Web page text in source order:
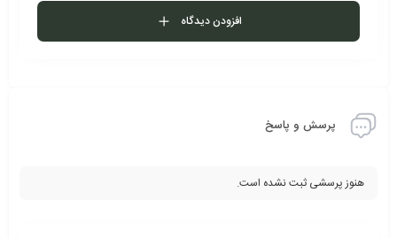
افزودن دیدگاه
پرسش و پاسخ
هنوز پرسشی ثبت نشده است.